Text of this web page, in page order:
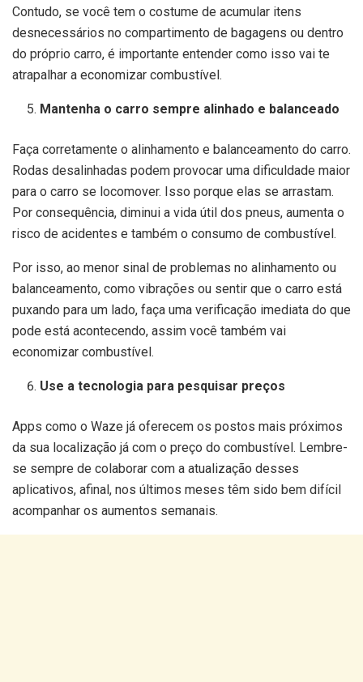
Contudo, se você tem o costume de acumular itens
desnecessários no compartimento de bagagens ou dentro
do próprio carro, é importante entender como isso vai te
atrapalhar a economizar combustível.
Mantenha o carro sempre alinhado e balanceado
Faça corretamente o alinhamento e balanceamento do carro.
Rodas desalinhadas podem provocar uma dificuldade maior
para o carro se locomover. Isso porque elas se arrastam.
Por consequência, diminui a vida útil dos pneus, aumenta o
risco de acidentes e também o consumo de combustível.
Por isso, ao menor sinal de problemas no alinhamento ou
balanceamento, como vibrações ou sentir que o carro está
puxando para um lado, faça uma verificação imediata do que
pode está acontecendo, assim você também vai
economizar combustível.
Use a tecnologia para pesquisar preços
Apps como o Waze já oferecem os postos mais próximos
da sua localização já com o preço do combustível. Lembre-
se sempre de colaborar com a atualização desses
aplicativos, afinal, nos últimos meses têm sido bem difícil
acompanhar os aumentos semanais.